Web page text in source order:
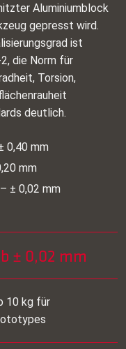
Aluminiumblock
gepresst wird.
ist
die Norm für
Torsion,
deutlich.
0,40 mm
mm
± 0,02 mm
± 0,02 mm
10 kg für